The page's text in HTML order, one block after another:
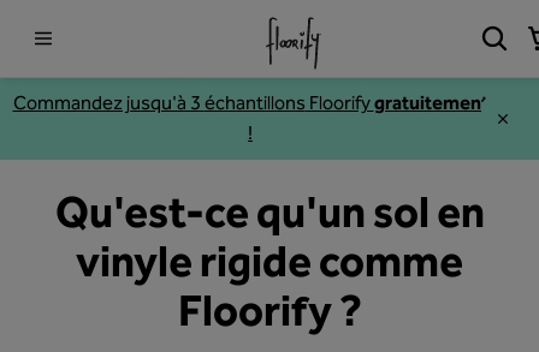
Commandez jusqu'à 3 échantillons Floorifygratuitement
!
Qu'est-ce qu'un sol en
vinyle rigide comme
Floorify ?